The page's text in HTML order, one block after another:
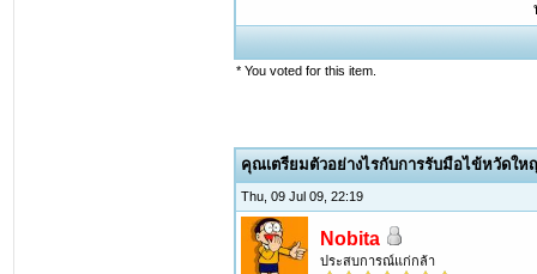
* You voted for this item.
คุณเตรียมตัวอย่างไรกับการรับมือไข้หวัดให
Thu, 09 Jul 09, 22:19
Nobita
ประสบการณ์แก่กล้า